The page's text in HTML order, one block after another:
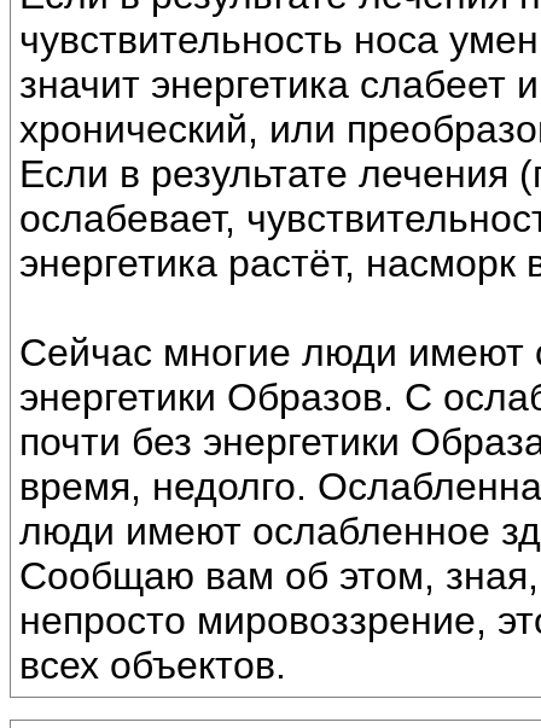
чувствительность носа
значит энергетика
хронический, или
Если в результате лечения
ослабевает,
энергетика растёт, насморк
Сейчас многие люди имеют
энергетики Образов. С
почти без энергетики
время, недолго.
люди имеют ослабленное
Сообщаю вам об этом,
непросто мировоззрение,
всех объектов.